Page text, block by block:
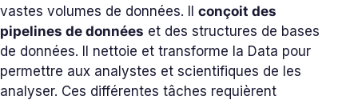
vastes volumes de données. Il conçoit des
pipelines de données et des structures de bases
de données. Il nettoie et transforme la Data pour
permettre aux analystes et scientifiques de les
analyser. Ces différentes tâches requièrent